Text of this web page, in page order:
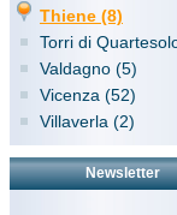
Thiene (8)
Torri di
Valdagno (5)
Vicenza (52)
Villaverla (2)
Newsletter